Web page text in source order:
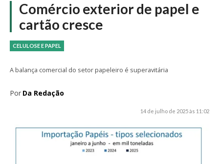
Comércio exterior de papel e
cartão cresce
CELULOSE E PAPEL
A balança comercial do setor papeleiro é superavitária
Por Da Redação
14 de julho de 2025 às 11:02